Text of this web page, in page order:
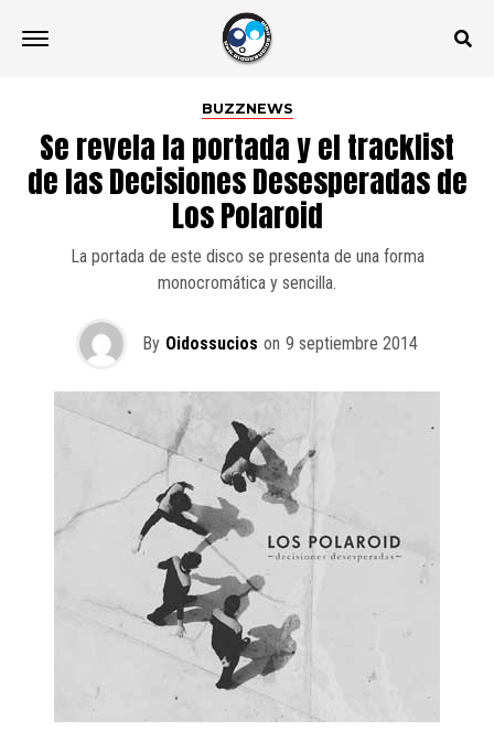
BUZZNEWS
Se revela la portada y el tracklist
de las Decisiones Desesperadas de
Los Polaroid
La portada de este disco se presenta de una forma
monocromática y sencilla.
By Oidossucios on 9 septiembre 2014